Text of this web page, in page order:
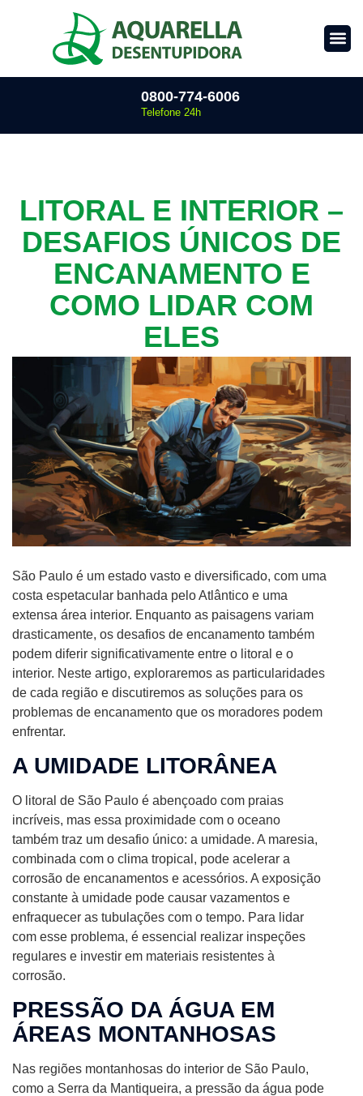
0800-774-6006
Telefone 24h
LITORAL E INTERIOR –
DESAFIOS ÚNICOS DE
ENCANAMENTO E
COMO LIDAR COM
ELES
São Paulo é um estado vasto e diversificado, com uma
costa espetacular banhada pelo Atlântico e uma
extensa área interior. Enquanto as paisagens variam
drasticamente, os desafios de encanamento também
podem diferir significativamente entre o litoral e o
interior. Neste artigo, exploraremos as particularidades
de cada região e discutiremos as soluções para os
problemas de encanamento que os moradores podem
enfrentar.
A UMIDADE LITORÂNEA
O litoral de São Paulo é abençoado com praias
incríveis, mas essa proximidade com o oceano
também traz um desafio único: a umidade. A maresia,
combinada com o clima tropical, pode acelerar a
corrosão de encanamentos e acessórios. A exposição
constante à umidade pode causar vazamentos e
enfraquecer as tubulações com o tempo. Para lidar
com esse problema, é essencial realizar inspeções
regulares e investir em materiais resistentes à
corrosão.
PRESSÃO DA ÁGUA EM
ÁREAS MONTANHOSAS
Nas regiões montanhosas do interior de São Paulo,
como a Serra da Mantiqueira, a pressão da água pode